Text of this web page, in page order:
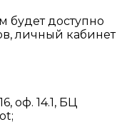
будет доступно
личный кабинет
оф. 14.1, БЦ